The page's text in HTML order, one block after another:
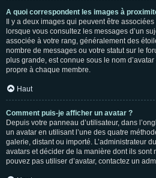
A quoi correspondent les images à
Il y a deux images qui peuvent être
lorsque vous consultez les messages d’un
associée à votre rang, généralement des
nombre de messages ou votre statut sur le
plus grande, est connue sous le nom
propre à chaque membre.
Haut
Comment puis-je afficher un avatar ?
Depuis votre panneau d’utilisateur, dans
un avatar en utilisant l’une des quatre
galerie, distant ou importé. L’administrateur
avatars et décider de la manière dont ils sont
pouvez pas utiliser d’avatar, contactez un